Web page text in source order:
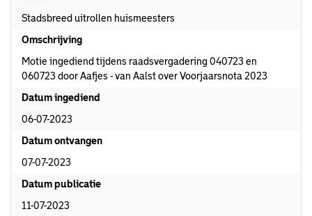
Stadsbreed uitrollen huismeesters
Omschrijving
Motie ingediend tijdens raadsvergadering 040723 en
060723 door Aafjes - van Aalst over Voorjaarsnota 2023
Datum ingediend
06-07-2023
Datum ontvangen
07-07-2023
Datum publicatie
11-07-2023